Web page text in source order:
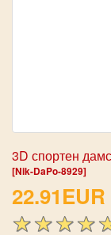
3D спортен
[Nik-DaPo-8929]